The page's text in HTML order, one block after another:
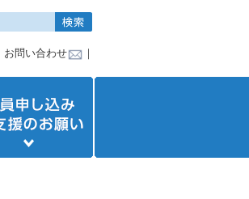
お問い合わせ ｜